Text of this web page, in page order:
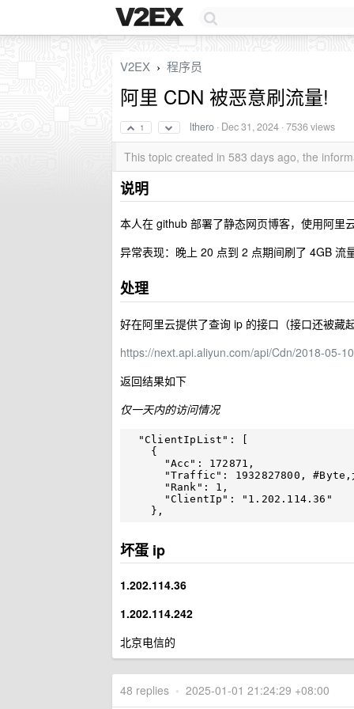
V2EX › 程序员
阿里 CDN 被恶意刷流量!
1 lthero · Dec 31, 2024 · 7536 views
This topic created in 583 days ago, the
说明
本人在 github 部署了静态网页博客，使用阿里
异常表现：晚上 20 点到 2 点期间刷了 4GB 流
处理
好在阿里云提供了查询 ip 的接口（接口还被藏
https://next.api.aliyun.com/api/Cdn/2018-05-
返回结果如下
仅一天内的访问情况
坏蛋 ip
1.202.114.36
1.202.114.242
北京电信的
48 replies • 2025-01-01 21:24:29 +08:00